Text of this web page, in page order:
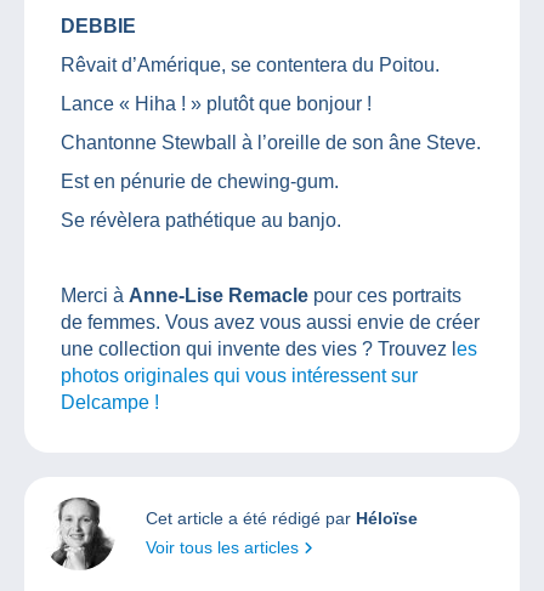
DEBBIE
Rêvait d’Amérique, se contentera du Poitou.
Lance « Hiha ! » plutôt que bonjour !
Chantonne Stewball à l’oreille de son âne Steve.
Est en pénurie de chewing-gum.
Se révèlera pathétique au banjo.
Merci à Anne-Lise Remacle pour ces portraits
de femmes. Vous avez vous aussi envie de créer
une collection qui invente des vies ? Trouvez l es
photos originales qui vous intéressent sur
Delcampe !
Cet article a été rédigé par Héloïse
Voir tous les articles